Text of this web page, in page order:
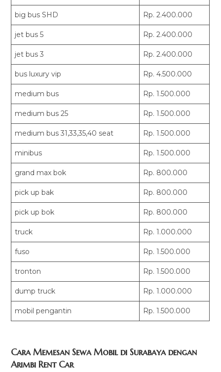
big bus SHD Rp. 2.400.000
jet bus 5 Rp. 2.400.000
jet bus 3 Rp. 2.400.000
bus luxury vip Rp. 4.500.000
medium bus Rp. 1.500.000
medium bus 25 Rp. 1.500.000
medium bus 31,33,35,40 seat Rp. 1.500.000
minibus Rp. 1.500.000
grand max bok Rp. 800.000
pick up bak Rp. 800.000
pick up bok Rp. 800.000
truck Rp. 1.000.000
fuso Rp. 1.500.000
tronton Rp. 1.500.000
dump truck Rp. 1.000.000
mobil pengantin Rp. 1.500.000
Cara Memesan Sewa Mobil di Surabaya dengan
Arimbi Rent Car